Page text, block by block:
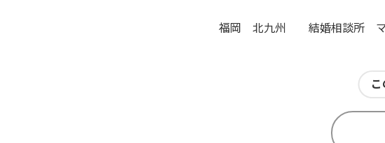
福岡 北九州 結婚相談所 マ